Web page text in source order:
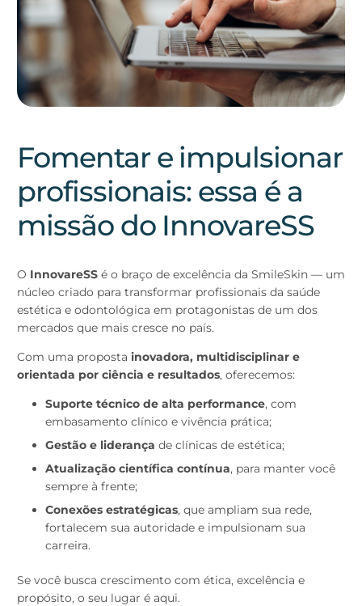
Fomentar e impulsionar
profissionais: essa é a
missão do InnovareSS
O InnovareSS é o braço de excelência da SmileSkin — um
núcleo criado para transformar profissionais da saúde
estética e odontológica em protagonistas de um dos
mercados que mais cresce no país.
Com uma proposta inovadora, multidisciplinar e
orientada por ciência e resultados, oferecemos:
Suporte técnico de alta performance, com
embasamento clínico e vivência prática;
Gestão e liderança de clínicas de estética;
Atualização científica contínua, para manter você
sempre à frente;
Conexões estratégicas, que ampliam sua rede,
fortalecem sua autoridade e impulsionam sua
carreira.
Se você busca crescimento com ética, excelência e
propósito, o seu lugar é aqui.